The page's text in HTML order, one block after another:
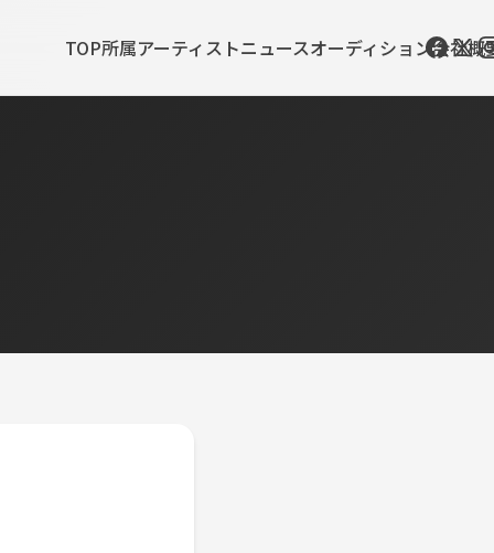
TOP所属アーティストニュースオーディション会社概